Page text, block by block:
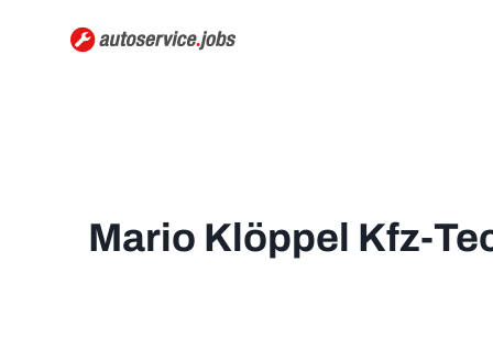
Mario Klöppel Kfz-